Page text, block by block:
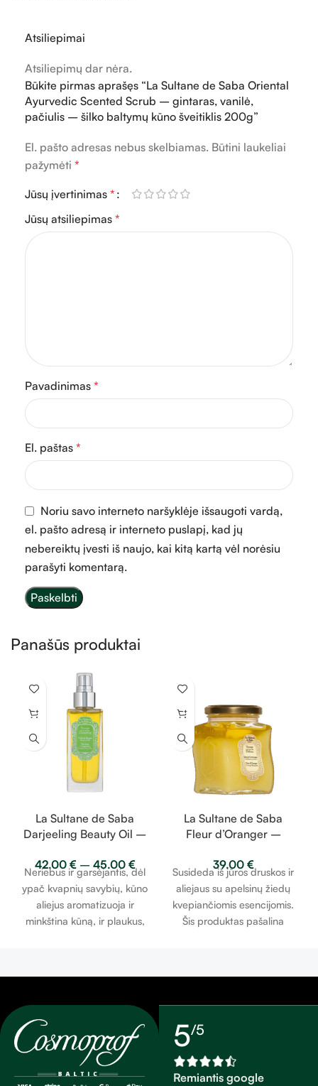
Atsiliepimai
Atsiliepimų dar nėra.
Būkite pirmas aprašęs “La Sultane de Saba Oriental
Ayurvedic Scented Scrub – gintaras, vanilė,
pačiulis – šilko baltymų kūno šveitiklis 200g”
El. pašto adresas nebus skelbiamas. Būtini laukeliai
pažymėti *
Jūsų įvertinimas *
Jūsų atsiliepimas *
Pavadinimas *
El. paštas *
Noriu savo interneto naršyklėje išsaugoti vardą,
el. pašto adresą ir interneto puslapį, kad jų
nebereiktų įvesti iš naujo, kai kitą kartą vėl norėsiu
parašyti komentarą.
Panašūs produktai
La Sultane de Saba
Darjeeling Beauty Oil –
– grožio aliejus
42.00€ – 45.00 €
Neriebus ir garsėjantis, dėl
ypač kvapnių savybių, kūno
aliejus aromatizuoja ir
minkština kūną, ir plaukus,
aliejus, sensacingumo lobis,
vasarą ir žiemą derina savo
maitinimo efektyvumą su
satino galia, kuri drėkina ir
sublimatuoja vienu gestu.*
La Sultane de Saba
Fleur d’Oranger –
Exfoliating Salts –
apelsinų žiedai –
druskos šveitiklis 300g
39.00 €
Susideda iš jūros druskos ir
aliejaus su apelsinų žiedų
kvepiančiomis esencijomis.
Šis produktas pašalina
5/5
Remiantis google